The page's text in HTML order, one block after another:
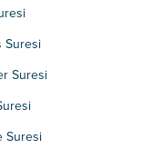
Suresi
Suresi
Suresi